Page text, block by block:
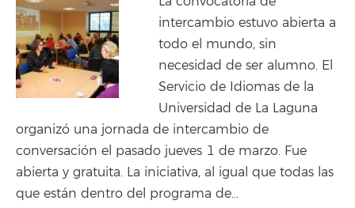
intercambio estuvo abierta a
todo el mundo, sin
necesidad de ser alumno. El
Servicio de Idiomas de la
Universidad de La Laguna
organizó una jornada de intercambio de
conversación el pasado jueves 1 de marzo. Fue
abierta y gratuita. La iniciativa, al igual que todas las
que están dentro del programa de…